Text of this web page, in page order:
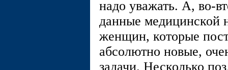
надо уважать. А, во-
данные медицинской
женщин, которые
абсолютно новые,
задачи. Несколько